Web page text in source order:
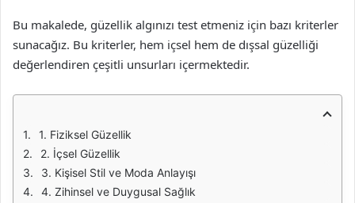
Bu makalede, güzellik algınızı test etmeniz için bazı kriterler
sunacağız. Bu kriterler, hem içsel hem de dışsal güzelliği
değerlendiren çeşitli unsurları içermektedir.
1. Fiziksel Güzellik
2. İçsel Güzellik
3. Kişisel Stil ve Moda Anlayışı
4. Zihinsel ve Duygusal Sağlık